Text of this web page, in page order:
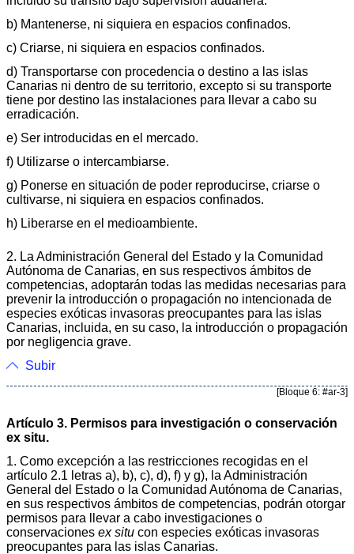
b) Mantenerse, ni siquiera en espacios confinados.
c) Criarse, ni siquiera en espacios confinados.
d) Transportarse con procedencia o destino a las islas
Canarias ni dentro de su territorio, excepto si su transporte
tiene por destino las instalaciones para llevar a cabo su
erradicación.
e) Ser introducidas en el mercado.
f) Utilizarse o intercambiarse.
g) Ponerse en situación de poder reproducirse, criarse o
cultivarse, ni siquiera en espacios confinados.
h) Liberarse en el medioambiente.
2. La Administración General del Estado y la Comunidad
Autónoma de Canarias, en sus respectivos ámbitos de
competencias, adoptarán todas las medidas necesarias para
prevenir la introducción o propagación no intencionada de
especies exóticas invasoras preocupantes para las islas
Canarias, incluida, en su caso, la introducción o propagación
por negligencia grave.
Subir
[Bloque 6: #ar-3]
Artículo 3. Permisos para investigación o conservación
ex situ.
1. Como excepción a las restricciones recogidas en el
artículo 2.1 letras a), b), c), d), f) y g), la Administración
General del Estado o la Comunidad Autónoma de Canarias,
en sus respectivos ámbitos de competencias, podrán otorgar
permisos para llevar a cabo investigaciones o
conservaciones ex situ con especies exóticas invasoras
preocupantes para las islas Canarias.